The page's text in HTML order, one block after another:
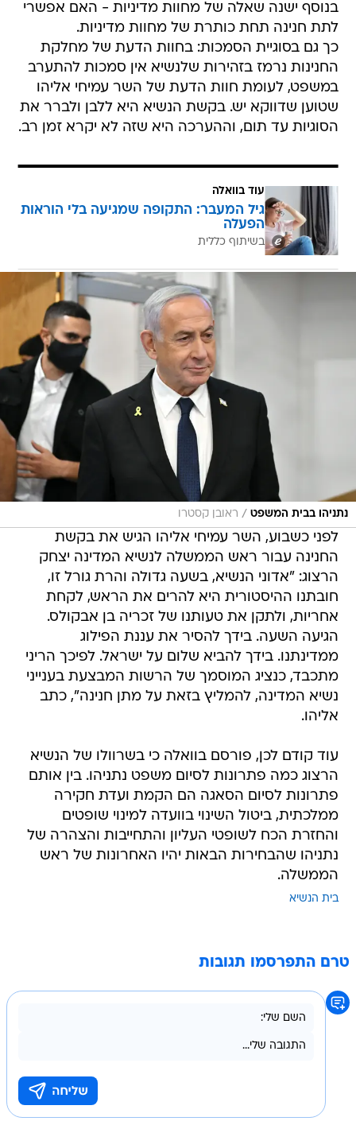
בנוסף ישנה שאלה של מחוות מדיניות - האם אפשרי
לתת חנינה תחת כותרת של מחוות מדיניות.
כך גם בסוגיית הסמכות: בחוות הדעת של מחלקת
החנינות נרמז בזהירות שלנשיא אין סמכות להתערב
במשפט, לעומת חוות הדעת של השר עמיחי אליהו
שטוען שדווקא יש. בקשת הנשיא היא ללבן ולברר את
הסוגיות עד תום, וההערכה היא שזה לא יקרא זמן רב.
עוד בוואלה
גיל המעבר: התקופה שמגיעה בלי הוראות
הפעלה
בשיתוף כללית
נתניהו בבית המשפט / ראובן קסטרו
לפני כשבוע, השר עמיחי אליהו הגיש את בקשת
החנינה עבור ראש הממשלה לנשיא המדינה יצחק
הרצוג: "אדוני הנשיא, בשעה גדולה והרת גורל זו,
חובתנו ההיסטורית היא להרים את הראש, לקחת
אחריות, ולתקן את טעותנו של זכריה בן אבקולס.
הגיעה השעה. בידך להסיר את עננת הפילוג
ממדינתנו. בידך להביא שלום על ישראל. לפיכך הריני
מתכבד, כנציג המוסמך של הרשות המבצעת בענייני
נשיא המדינה, להמליץ בזאת על מתן חנינה", כתב
אליהו.
עוד קודם לכן, פורסם בוואלה כי בשרוולו של הנשיא
הרצוג כמה פתרונות לסיום משפט נתניהו. בין אותם
פתרונות לסיום הסאגה הם הקמת ועדת חקירה
ממלכתית, ביטול השינוי בוועדה למינוי שופטים
והחזרת הכח לשופטי העליון והתחייבות והצהרה של
נתניהו שהבחירות הבאות יהיו האחרונות של ראש
הממשלה.
בית הנשיא
טרם התפרסמו תגובות